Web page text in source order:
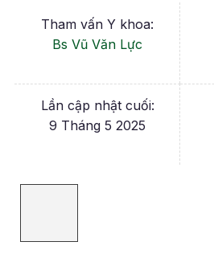
Tham vấn Y khoa:
Bs Vũ Văn Lực
Lần cập nhật cuối:
9 Tháng 5 2025